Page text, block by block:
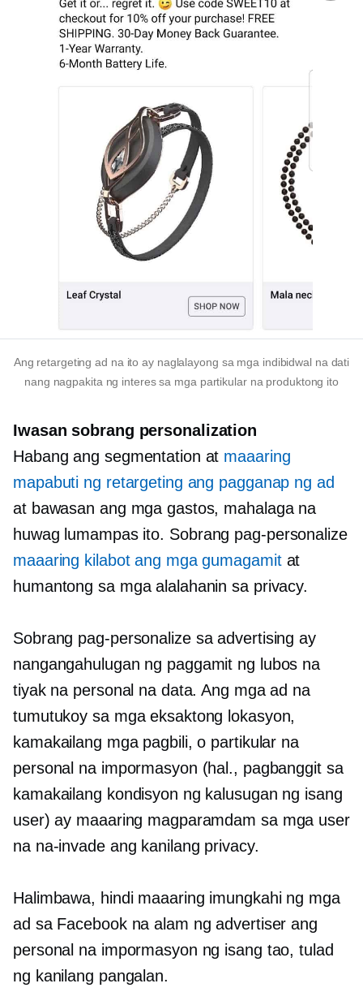
Ang retargeting ad na ito ay naglalayong sa mga indibidwal na dati
nang nagpakita ng interes sa mga partikular na produktong ito
Iwasansobrang personalization
Habang ang segmentation at maaaring
mapabuti ng retargeting ang pagganap ng ad
at bawasan ang mga gastos, mahalaga na
huwag lumampas ito. Sobrang pag-personalize
maaaring kilabot ang mga gumagamitat
humantong sa mga alalahanin sa privacy.
Sobrang pag-personalizesa advertising ay
nangangahulugan ng paggamit ng lubos na
tiyak na personal na data. Ang mga ad na
tumutukoy sa mga eksaktong lokasyon,
kamakailang mga pagbili, o partikular na
personal na impormasyon (hal., pagbanggit sa
kamakailang kondisyon ng kalusugan ng isang
user) ay maaaring magparamdam sa mga user
na na-invade ang kanilang privacy.
Halimbawa, hindi maaaring imungkahi ng mga
ad sa Facebook na alam ng advertiser ang
personal na impormasyon ng isang tao, tulad
ng kanilang pangalan.